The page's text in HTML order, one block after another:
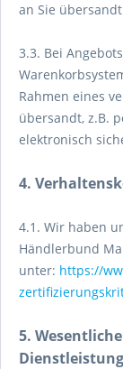
an Sie
3.3. Bei
Rahmen eines
übersandt, z.B.
elektronisch
4.
4.1. Wir haben
Händlerbund
unter: https://
5.
Dienstleistung